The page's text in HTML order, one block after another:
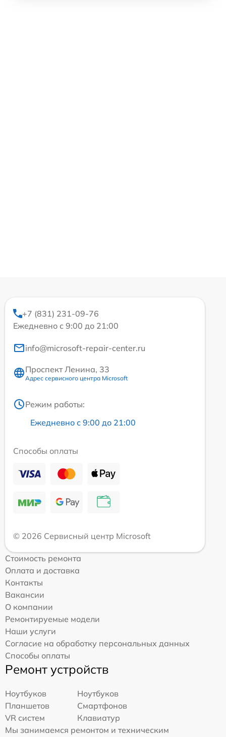
+7 (831) 231-09-76
Ежедневно с 9:00 до 21:00
info@microsoft-repair-center.ru
Проспект Ленина, 33
Адрес сервисного центра Microsoft
Режим работы:
Ежедневно с 9:00 до 21:00
Способы оплаты
© 2026 Сервисный центр Microsoft
Стоимость ремонта
Оплата и доставка
Контакты
Вакансии
О компании
Ремонтируемые модели
Наши услуги
Согласие на обработку персональных данных
Способы оплаты
Ремонт устройств
Ноутбуков
Ноутбуков
Планшетов
Смартфонов
VR систем
Клавиатур
Мы занимаемся ремонтом и техническим